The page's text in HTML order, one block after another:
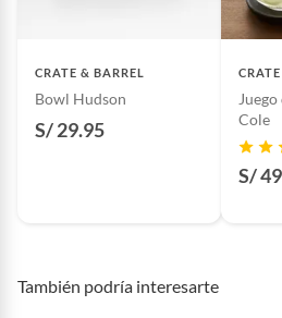
CRATE & BARREL
Bowl Hudson
S/ 29.95
Cole
S/
También podría interesarte